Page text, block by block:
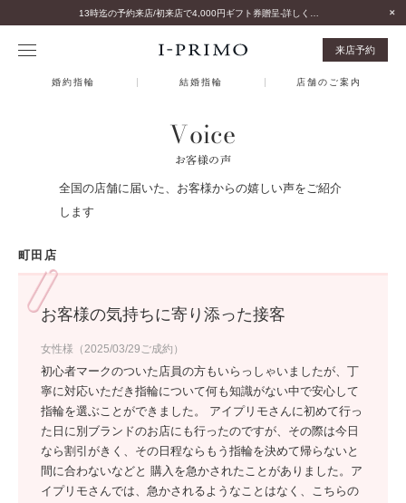
来店予約
婚約指輪 結婚指輪 店舗のご案内
Voice
お客様の声
全国の店舗に届いた、お客様からの嬉しい声をご紹介
します
町田店
お客様の気持ちに寄り添った接客
女性様（2025/03/29ご成約）
初心者マークのついた店員の方もいらっしゃいましたが、丁
寧に対応いただき指輪について何も知識がない中で安心して
指輪を選ぶことができました。 アイプリモさんに初めて行っ
た日に別ブランドのお店にも行ったのですが、その際は今日
なら割引がきく、その日程ならもう指輪を決めて帰らないと
間に合わないなどと 購入を急かされたことがありました。ア
イプリモさんでは、急かされるようなことはなく、こちらの